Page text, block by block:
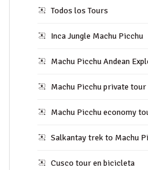
Todos los Tours
Inca Jungle Machu Picchu
Machu Picchu Andean
Machu Picchu private tour
Machu Picchu economy
Salkantay trek to Machu
Cusco tour en bicicleta